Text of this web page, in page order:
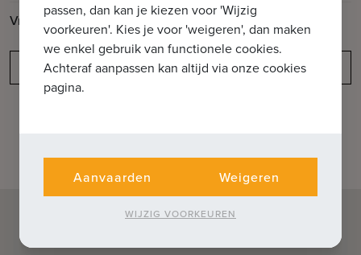
Vrij op Mits inachtneming huurders
Meldingsplicht
passen, dan kan je kiezen voor 'Wijzig
voorkeuren'. Kies je voor 'weigeren', dan maken
we enkel gebruik van functionele cookies.
Achteraf aanpassen kan altijd via onze cookies
pagina.
Aanvaarden Weigeren
WIJZIG VOORKEUREN